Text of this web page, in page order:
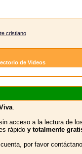
cristiano
de Videos
.
acceso a la lectura de
rápido y totalmente
por favor